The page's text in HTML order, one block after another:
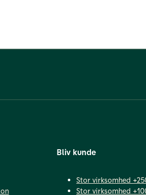
Bliv kunde
Stor virksomhed
Stor virksomhed